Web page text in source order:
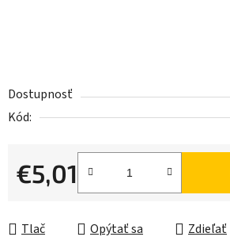
Dostupnosť
Kód:
€5,01
Jednotková cena:
Tlač Opýtať sa Zdieľať